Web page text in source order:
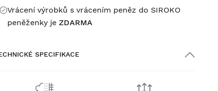
Vrácení výrobků s vrácením peněz do SIROKO
peněženky jeZDARMA
SPECIFIKACE